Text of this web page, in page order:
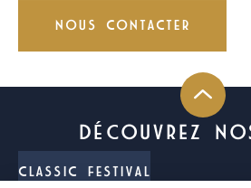
NOUS CONTACTER
DÉCOUVREZ
CLASSIC FESTIVAL